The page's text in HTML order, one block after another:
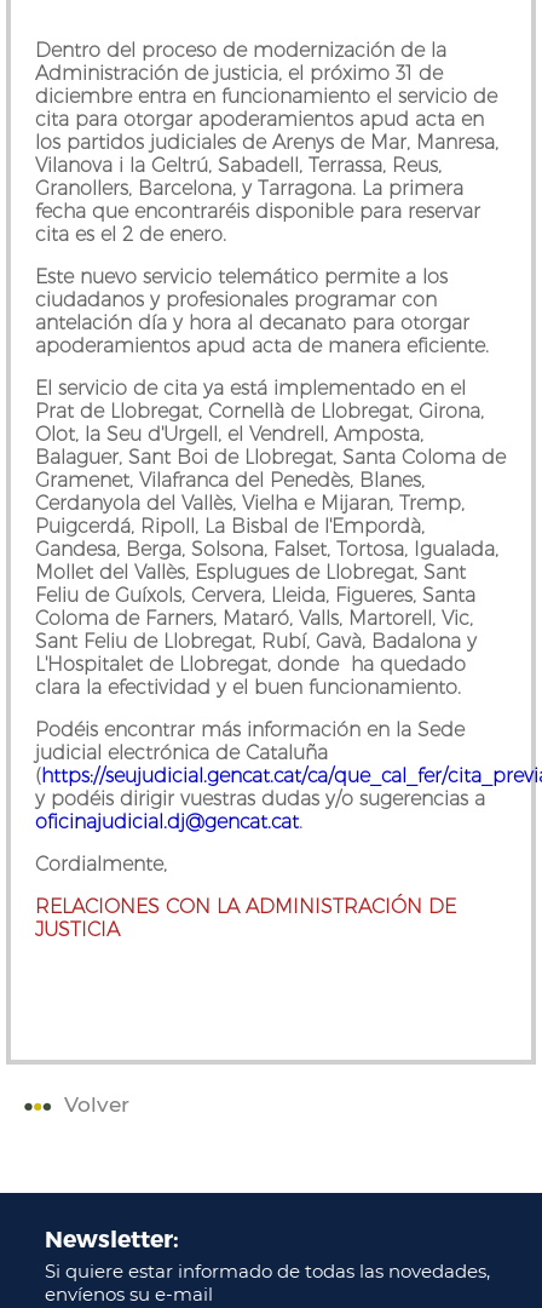
Dentro del proceso de modernización de la
Administración de justicia, el próximo 31 de
diciembre entra en funcionamiento el servicio de
cita para otorgar apoderamientos apud acta en
los partidos judiciales de Arenys de Mar, Manresa,
Vilanova i la Geltrú, Sabadell, Terrassa, Reus,
Granollers, Barcelona, y Tarragona. La primera
fecha que encontraréis disponible para reservar
cita es el 2 de enero.
Este nuevo servicio telemático permite a los
ciudadanos y profesionales programar con
antelación día y hora al decanato para otorgar
apoderamientos apud acta de manera eficiente.
El servicio de cita ya está implementado en el
Prat de Llobregat, Cornellà de Llobregat, Girona,
Olot, la Seu d'Urgell, el Vendrell, Amposta,
Balaguer, Sant Boi de Llobregat, Santa Coloma de
Gramenet, Vilafranca del Penedès, Blanes,
Cerdanyola del Vallès, Vielha e Mijaran, Tremp,
Puigcerdá, Ripoll, La Bisbal de l'Empordà,
Gandesa, Berga, Solsona, Falset, Tortosa, Igualada,
Mollet del Vallès, Esplugues de Llobregat, Sant
Feliu de Guíxols, Cervera, Lleida, Figueres, Santa
Coloma de Farners, Mataró, Valls, Martorell, Vic,
Sant Feliu de Llobregat, Rubí, Gavà, Badalona y
L'Hospitalet de Llobregat, donde ha quedado
clara la efectividad y el buen funcionamiento.
Podéis encontrar más información en la Sede
judicial electrónica de Cataluña
(https://seujudicial.gencat.cat/ca/que_cal_fer/
y podéis dirigir vuestras dudas y/o sugerencias a
oficinajudicial.dj@gencat.cat.
Cordialmente,
RELACIONES CON LA ADMINISTRACIÓN DE
JUSTICIA
Volver
Newsletter:
Si quiere estar informado de todas las novedades,
envíenos su e-mail